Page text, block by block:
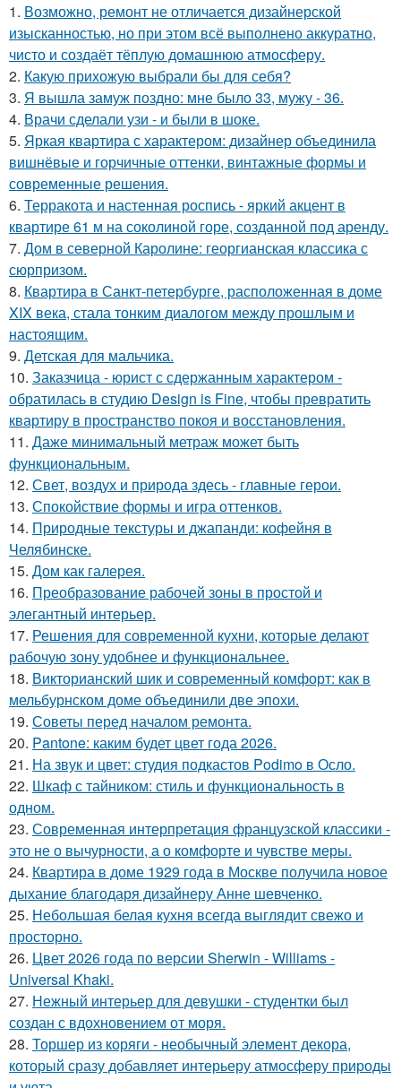
1. Возможно, ремонт не отличается дизайнерской
изысканностью, но при этом всё выполнено аккуратно,
чисто и создаёт тёплую домашнюю атмосферу.
2. Какую прихожую выбрали бы для себя?
3. Я вышла замуж поздно: мне было 33, мужу - 36.
4. Врачи сделали узи - и были в шоке.
5. Яркая квартира с характером: дизайнер объединила
вишнёвые и горчичные оттенки, винтажные формы и
современные решения.
6. Терракота и настенная роспись - яркий акцент в
квартире 61 м на соколиной горе, созданной под аренду.
7. Дом в северной Каролине: георгианская классика с
сюрпризом.
8. Квартира в Санкт-петербурге, расположенная в доме
XIX века, стала тонким диалогом между прошлым и
настоящим.
9. Детская для мальчика.
10. Заказчица - юрист с сдержанным характером -
обратилась в студию Design is Fine, чтобы превратить
квартиру в пространство покоя и восстановления.
11. Даже минимальный метраж может быть
функциональным.
12. Свет, воздух и природа здесь - главные герои.
13. Спокойствие формы и игра оттенков.
14. Природные текстуры и джапанди: кофейня в
Челябинске.
15. Дом как галерея.
16. Преобразование рабочей зоны в простой и
элегантный интерьер.
17. Решения для современной кухни, которые делают
рабочую зону удобнее и функциональнее.
18. Викторианский шик и современный комфорт: как в
мельбурнском доме объединили две эпохи.
19. Советы перед началом ремонта.
20. Pantone: каким будет цвет года 2026.
21. На звук и цвет: студия подкастов Podimo в Осло.
22. Шкаф с тайником: стиль и функциональность в
одном.
23. Современная интерпретация французской классики -
это не о вычурности, а о комфорте и чувстве меры.
24. Квартира в доме 1929 года в Москве получила новое
дыхание благодаря дизайнеру Анне шевченко.
25. Небольшая белая кухня всегда выглядит свежо и
просторно.
26. Цвет 2026 года по версии Sherwin - Williams -
Universal Khaki.
27. Нежный интерьер для девушки - студентки был
создан с вдохновением от моря.
28. Торшер из коряги - необычный элемент декора,
который сразу добавляет интерьеру атмосферу природы